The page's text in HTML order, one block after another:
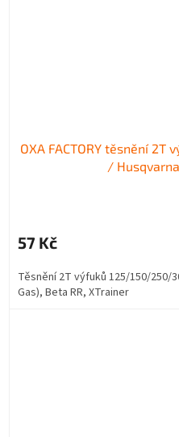
OXA FACTORY těsnění 2T
/
57 Kč
Těsnění 2T výfuků 125/150/250/
Gas), Beta RR, XTrainer